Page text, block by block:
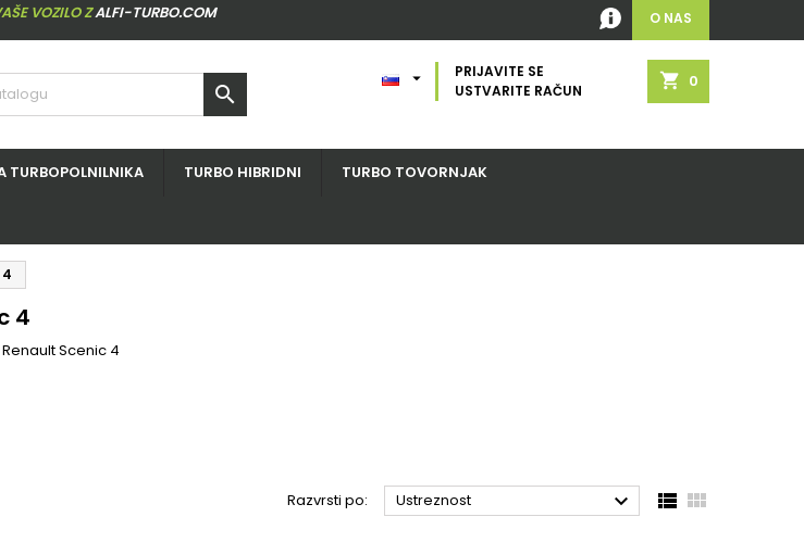
VOZILO ZALFI-TURBO.COM O NAS
shopping_cart 0
PRIJAVITE SE
USTVARITE RAČUN


TURBOPOLNILNIKA TURBO HIBRIDNI TURBO TOVORNJAK
4
Scenic 4
Razvrsti po: Ustreznost   